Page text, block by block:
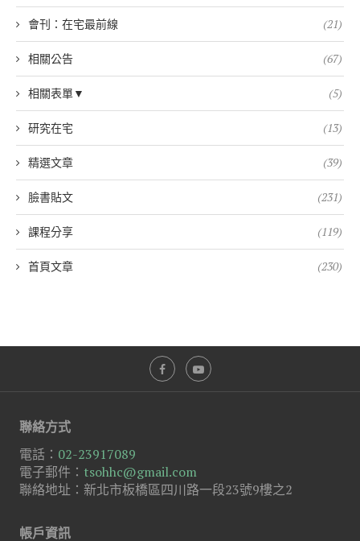
會刊：在宅最前線 (21)
相關公告 (67)
相關表單▼ (5)
研究在宅 (13)
精選文章 (39)
臉書貼文 (231)
課程分享 (119)
首頁文章 (230)
聯絡方式
電話： 02-23917089
電子郵件： tsohhc@gmail.com
聯絡地址：新北市板橋區四川路一段23號9樓之2
帳戶資訊